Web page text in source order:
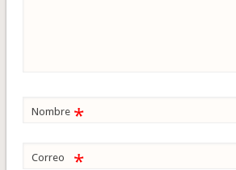
Nombre *
Correo *